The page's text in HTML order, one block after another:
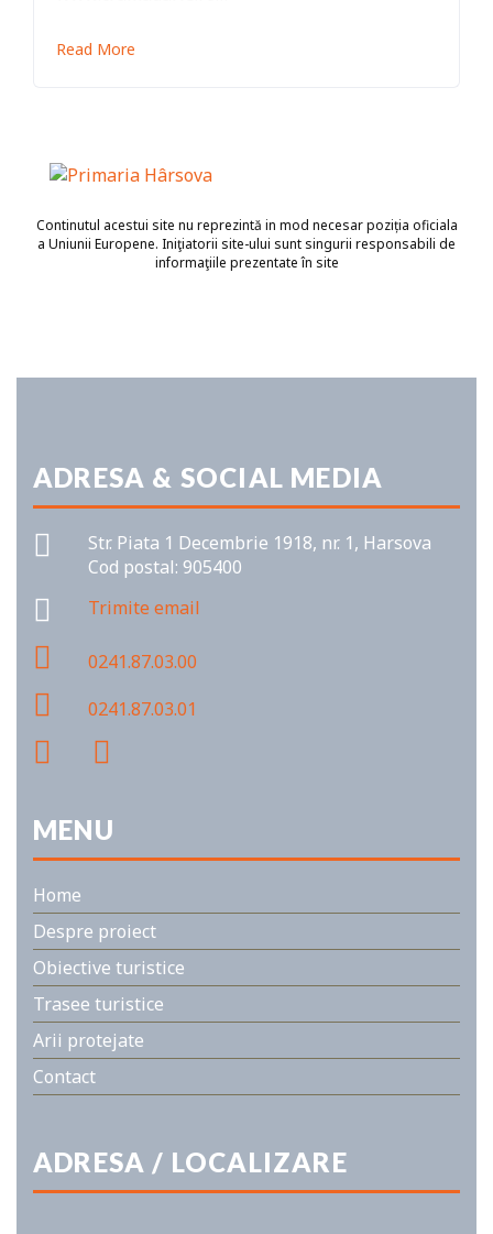
Read More
Continutul acestui site nu reprezintă in mod necesar poziția oficiala
a Uniunii Europene. Iniţiatorii site-ului sunt singurii responsabili de
informaţiile prezentate în site
ADRESA & SOCIAL MEDIA
Str. Piata 1 Decembrie 1918, nr. 1, Harsova
Cod postal: 905400
Trimite email
0241.87.03.00
0241.87.03.01
MENU
Home
Despre proiect
Obiective turistice
Trasee turistice
Arii protejate
Contact
ADRESA / LOCALIZARE